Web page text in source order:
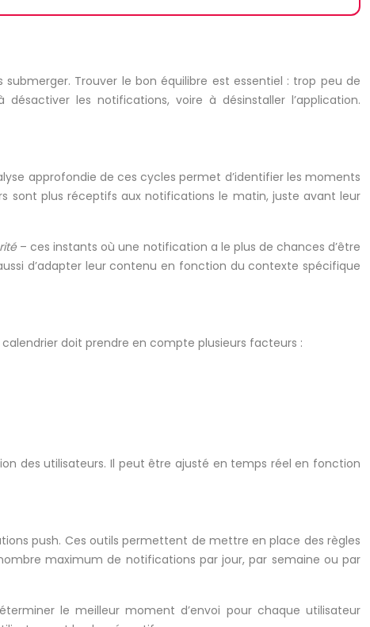
Trouver le bon équilibre est essentiel : trop peu de
les notifications, voire à désinstaller l’application.
approfondie de ces cycles permet d’identifier les moments
sont plus réceptifs aux notifications le matin, juste avant leur
– ces instants où une notification a le plus de chances d’être
d’adapter leur contenu en fonction du contexte spécifique
doit prendre en compte plusieurs facteurs :
des utilisateurs. Il peut être ajusté en temps réel en fonction
push. Ces outils permettent de mettre en place des règles
maximum de notifications par jour, par semaine ou par
le meilleur moment d’envoi pour chaque utilisateur